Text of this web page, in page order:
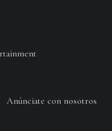
Anúnciate con nosotros